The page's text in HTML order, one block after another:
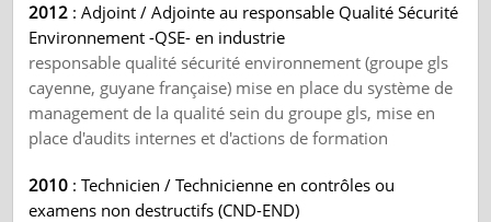
2012 : Adjoint / Adjointe au responsable Qualité Sécurité
Environnement -QSE- en industrie
responsable qualité sécurité environnement (groupe gls
cayenne, guyane française) mise en place du système de
management de la qualité sein du groupe gls, mise en
place d'audits internes et d'actions de formation
2010 : Technicien / Technicienne en contrôles ou
examens non destructifs (CND-END)